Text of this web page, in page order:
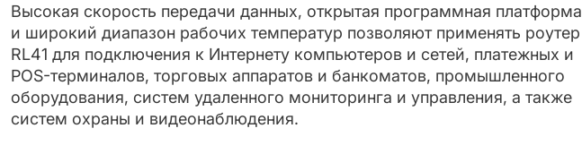
Высокая скорость передачи данных, открытая программная платформа
и широкий диапазон рабочих температур позволяют применять роутер
RL41 для подключения к Интернету компьютеров и сетей, платежных и
POS-терминалов, торговых аппаратов и банкоматов, промышленного
оборудования, систем удаленного мониторинга и управления, а также
систем охраны и видеонаблюдения.